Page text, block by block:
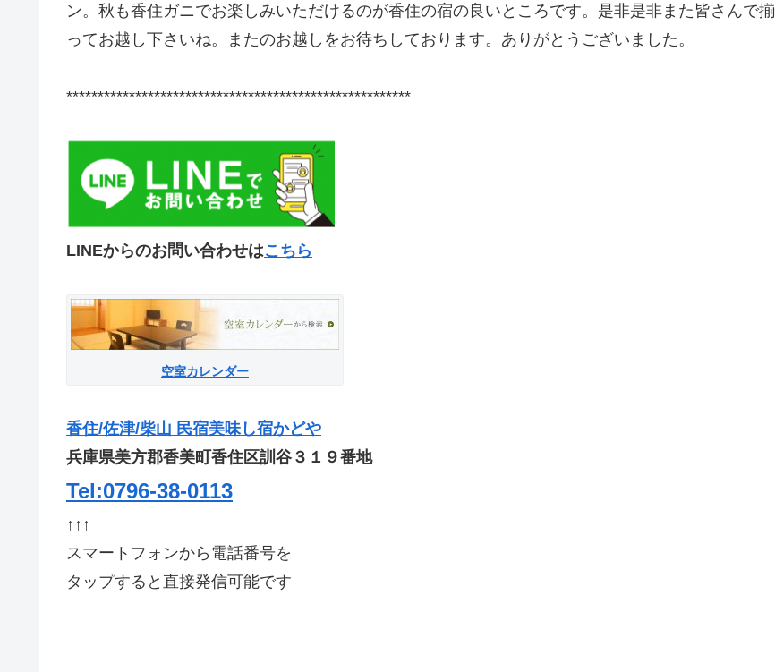
ン。秋も香住ガニでお楽しみいただけるのが香住の宿の良いところです。是非是非また皆さんで揃
ってお越し下さいね。またのお越しをお待ちしております。ありがとうございました。
*******************************************************
LINEからのお問い合わせはこちら
空室カレンダー
香住/佐津/柴山 民宿美味し宿かどや
兵庫県美方郡香美町香住区訓谷３１９番地
Tel:0796-38-0113
↑↑↑
スマートフォンから電話番号を
タップすると直接発信可能です